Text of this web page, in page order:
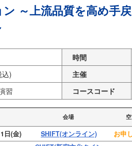
～上流品質を高め手
時間
)
主催
習 コースコード
会場
日(金) SHIFT(オンライン)
お申